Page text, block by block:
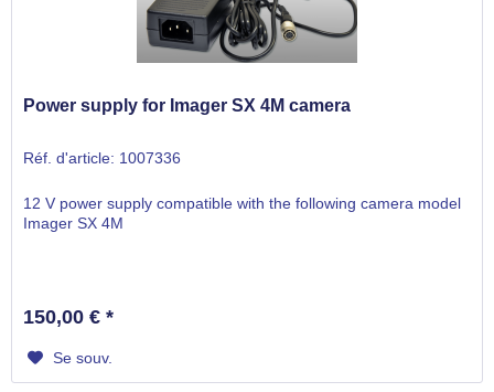
Power supply for Imager SX 4M camera
Réf. d'article: 1007336
12 V power supply compatible with the following camera model
Imager SX 4M
150,00 € *
Se souv.